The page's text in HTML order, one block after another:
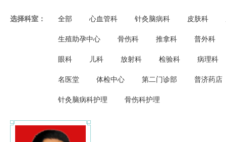
选择科室： 全部 心血管科 针灸脑病科 皮肤科
生殖助孕中心 骨伤科 推拿科 普外科
眼科 儿科 放射科 检验科 病理科
名医堂 体检中心 第二门诊部 普济药店
针灸脑病科护理 骨伤科护理